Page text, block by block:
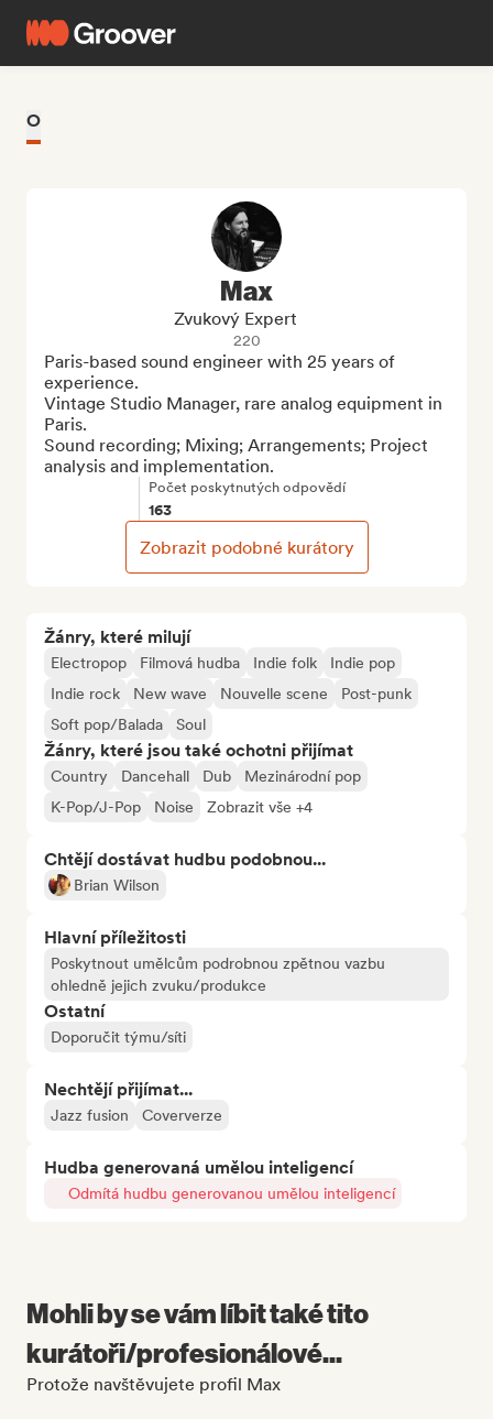
O
Žánry, které milují
Electropop Filmová hudba Indie folk
Indie pop
Indie rock
New wave Nouvelle scene
Post-punk
Soft pop/Balada
Soul
Žánry, které jsou také ochotni přijímat
Country Dancehall Dub
Mezinárodní pop
K-Pop/J-Pop
Noise Zobrazit vše +4
Chtějí dostávat hudbu podobnou...
Brian Wilson
Hlavní příležitosti
Poskytnout umělcům podrobnou zpětnou vazbu
ohledně jejich zvuku/produkce
Ostatní
Doporučit týmu/síti
Nechtějí přijímat...
Jazz fusion Coververze
Hudba generovaná umělou inteligencí
Odmítá hudbu generovanou umělou inteligencí
Max
Zvukový Expert
220
Paris-based sound engineer with 25 years of
experience.
Vintage Studio Manager, rare analog equipment in
Paris.
Sound recording; Mixing; Arrangements; Project
analysis and implementation.
Počet poskytnutých odpovědí
163
Zobrazit podobné kurátory
Mohli by se vám líbit také tito
kurátoři/profesionálové...
Protože navštěvujete profil Max